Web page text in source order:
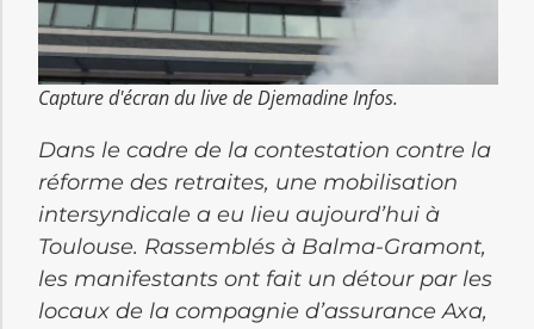
Capture d'écran du live de Djemadine Infos.
Dans le cadre de la contestation contre la
réforme des retraites, une mobilisation
intersyndicale a eu lieu aujourd’hui à
Toulouse. Rassemblés à Balma-Gramont,
les manifestants ont fait un détour par les
locaux de la compagnie d’assurance Axa,